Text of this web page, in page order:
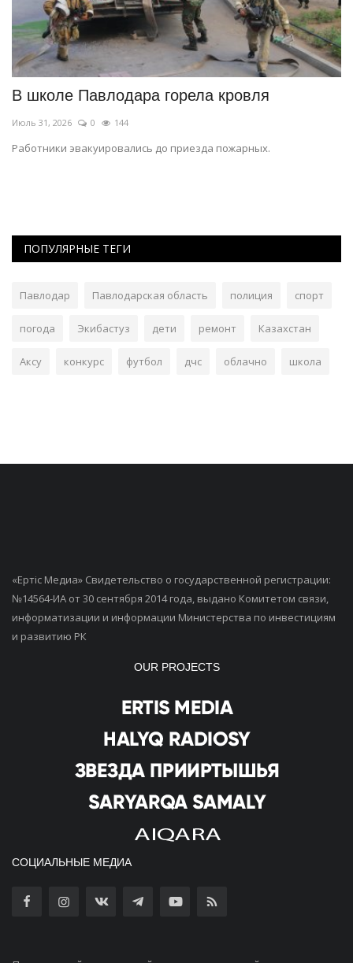
В школе Павлодара горела кровля
Июль 31, 2026 0 144
Работники эвакуировались до приезда пожарных.
ПОПУЛЯРНЫЕ ТЕГИ
Павлодар Павлодарская область полиция спорт
погода Экибастуз дети ремонт Казахстан
Аксу конкурс футбол дчс облачно школа
«Ертiс Медиа» Свидетельство о государственной регистрации:
№14564-ИА от 30 сентября 2014 года, выдано Комитетом связи,
информатизации и информации Министерства по инвестициям
и развитию РК
OUR PROJECTS
СОЦИАЛЬНЫЕ МЕДИА